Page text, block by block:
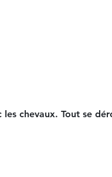
chevaux. Tout se